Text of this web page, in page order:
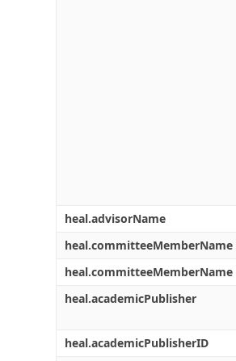
heal.advisorName
heal.committeeMemberName
heal.committeeMemberName
heal.academicPublisher
heal.academicPublisherID